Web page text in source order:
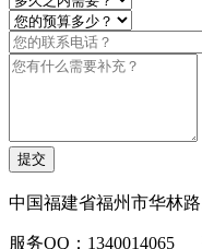
提交
中国福建省福州市华林
服务QQ：1340014065